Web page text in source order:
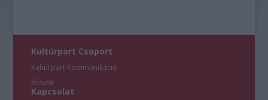
Kultúrpart Csoport
Kultúrpart Kommunikáció
Rólunk
Kapcsolat